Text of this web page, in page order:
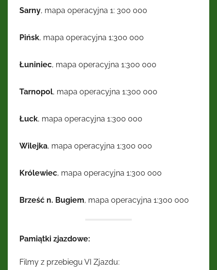
Sarny, mapa operacyjna 1: 300 000
Pińsk, mapa operacyjna 1:300 000
Łuniniec, mapa operacyjna 1:300 000
Tarnopol, mapa operacyjna 1:300 000
Łuck, mapa operacyjna 1:300 000
Wilejka, mapa operacyjna 1:300 000
Królewiec, mapa operacyjna 1:300 000
Brześć n. Bugiem, mapa operacyjna 1:300 000
Pamiątki zjazdowe:
Filmy z przebiegu VI Zjazdu: